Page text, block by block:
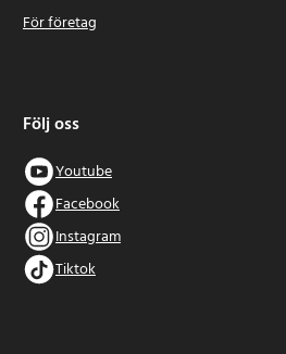
För företag
Följ oss
Youtube
Facebook
Instagram
Tiktok